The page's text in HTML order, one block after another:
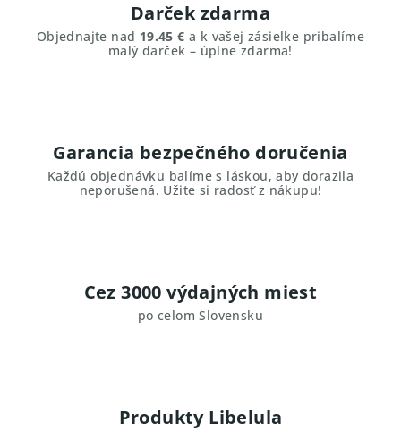
Darček zdarma
Objednajte nad 19.45 € a k vašej zásielke pribalíme
malý darček – úplne zdarma!
Garancia bezpečného doručenia
Každú objednávku balíme s láskou, aby dorazila
neporušená. Užite si radosť z nákupu!
Cez 3000 výdajných miest
po celom Slovensku
Produkty Libelula